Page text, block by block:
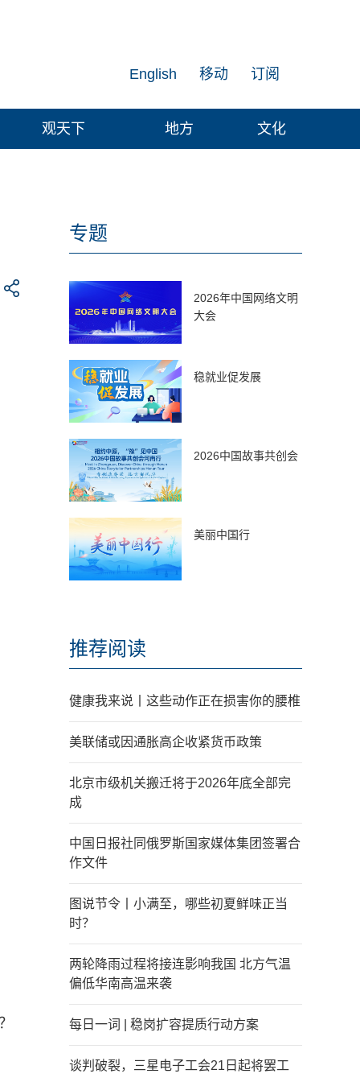
订阅
移动
English
观天下 地方 文化
专题
2026年中国网络文明
大会
稳就业促发展
2026中国故事共创会
美丽中国行
推荐阅读
健康我来说丨这些动作正在损害你的腰椎
美联储或因通胀高企收紧货币政策
北京市级机关搬迁将于2026年底全部完
成
中国日报社同俄罗斯国家媒体集团签署合
作文件
图说节令丨小满至，哪些初夏鲜味正当
时？
两轮降雨过程将接连影响我国 北方气温
偏低华南高温来袭
每日一词 | 稳岗扩容提质行动方案
谈判破裂，三星电子工会21日起将罢工